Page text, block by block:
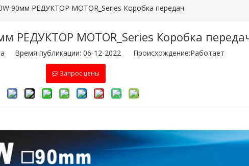
90мм РЕДУКТОР MOTOR_Series Коробка передач
РЕДУКТОР MOTOR_Series Коробка
Время публикации: 06-12-2022 Происхождение:Работает
Запрос цены